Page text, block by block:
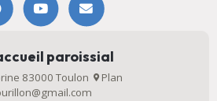
paroissial
83000 Toulon
Plan